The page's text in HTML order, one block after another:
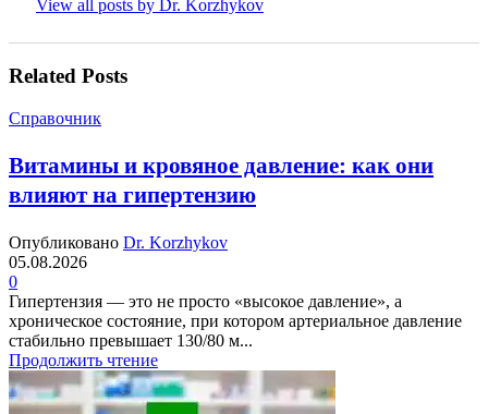
View all posts by Dr. Korzhykov
Related Posts
Справочник
Витамины и кровяное давление: как они
влияют на гипертензию
Опубликовано Dr. Korzhykov
05.08.2026
0
Гипертензия — это не просто «высокое давление», а
хроническое состояние, при котором артериальное давление
стабильно превышает 130/80 м...
Продолжить чтение